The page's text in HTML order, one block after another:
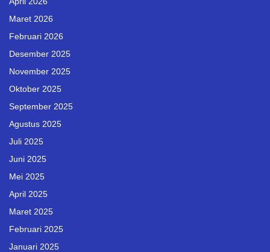
Maret 2026
Februari 2026
Desember 2025
November 2025
Oktober 2025
September 2025
Agustus 2025
Juli 2025
Juni 2025
Mei 2025
April 2025
Maret 2025
Februari 2025
Januari 2025